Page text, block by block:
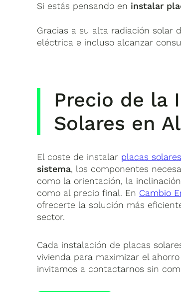
Si estás pensando en instalar
Gracias a su alta radiación solar
eléctrica e incluso alcanzar
Precio de la
Solares en
El coste de instalar placas solares
sistema, los componentes
como la orientación, la
como al precio final. En Cambio
ofrecerte la solución más
sector.
Cada instalación de placas
vivienda para maximizar el
invitamos a contactarnos sin